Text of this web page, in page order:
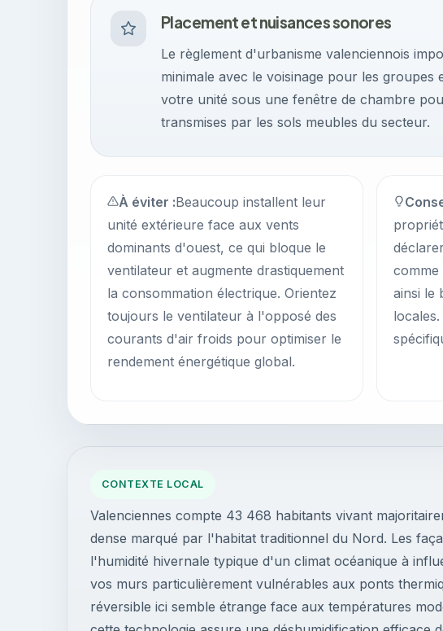
CONTEXTE LOCAL
Valenciennes compte 43 468 habitants vivant
dense marqué par l'habitat traditionnel du Nord. Les
l'humidité hivernale typique d'un climat océanique à
vos murs particulièrement vulnérables aux ponts
réversible ici semble étrange face aux températures
Placement et nuisances sonores
Le règlement d'urbanisme valenciennois
minimale avec le voisinage pour les groupes
votre unité sous une fenêtre de chambre
transmises par les sols meubles du secteur.
À éviter :Beaucoup installent leur
unité extérieure face aux vents
dominants d'ouest, ce qui bloque le
ventilateur et augmente drastiquement
la consommation électrique. Orientez
toujours le ventilateur à l'opposé des
courants d'air froids pour optimiser le
rendement énergétique global.
ainsi le